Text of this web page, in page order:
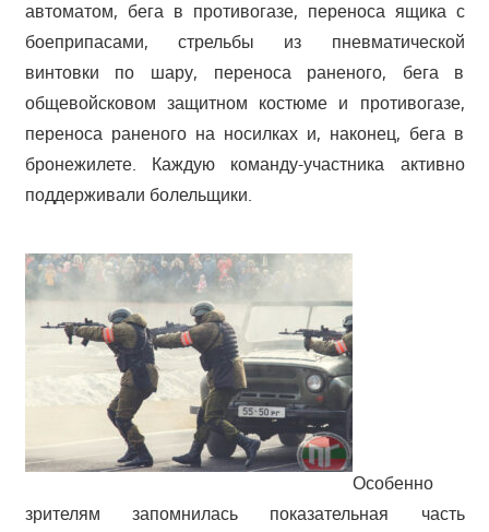
автоматом, бега в противогазе, переноса ящика с
боеприпасами, стрельбы из пневматической
винтовки по шару, переноса раненого, бега в
общевойсковом защитном костюме и противогазе,
переноса раненого на носилках и, наконец, бега в
бронежилете. Каждую команду-участника активно
поддерживали болельщики.
Особенно
зрителям запомнилась показательная часть